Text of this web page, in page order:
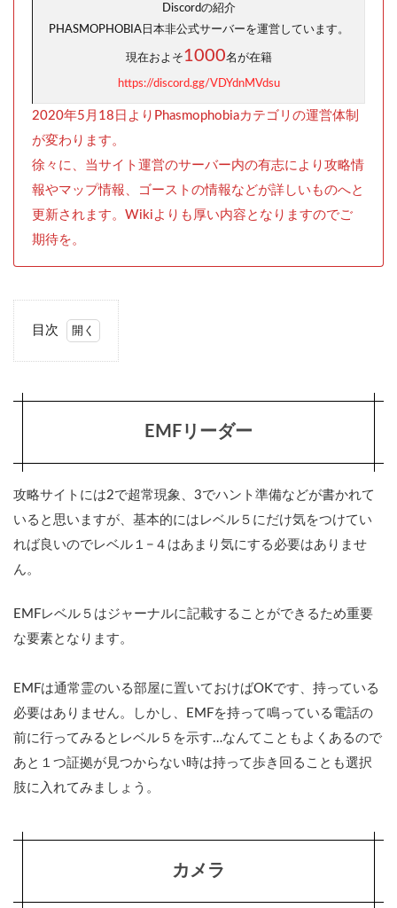
Discordの紹介
PHASMOPHOBIA日本非公式サーバーを運営しています。
現在およそ1000名が在籍
https://discord.gg/VDYdnMVdsu
2020年5月18日よりPhasmophobiaカテゴリの運営体制
が変わります。
徐々に、当サイト運営のサーバー内の有志により攻略情
報やマップ情報、ゴーストの情報などが詳しいものへと
更新されます。Wikiよりも厚い内容となりますのでご
期待を。
目次
0.1
リー
カメ
0.3
イト
オカ
メラ
スピ
リッ
トボ
ック
ス
ゴー
EMFリーダー
攻略サイトには2で超常現象、3でハント準備などが書かれて
いると思いますが、基本的にはレベル５にだけ気をつけてい
れば良いのでレベル１−４はあまり気にする必要はありませ
ん。
EMFレベル５はジャーナルに記載することができるため重要
な要素となります。
EMFは通常霊のいる部屋に置いておけばOKです、持っている
必要はありません。しかし、EMFを持って鳴っている電話の
前に行ってみるとレベル５を示す…なんてこともよくあるので
あと１つ証拠が見つからない時は持って歩き回ることも選択
肢に入れてみましょう。
カメラ